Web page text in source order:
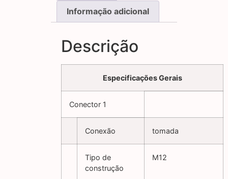
Informação adicional
Descrição
Especificações Gerais
Conector 1
Conexão tomada
Tipo de
construção
M12